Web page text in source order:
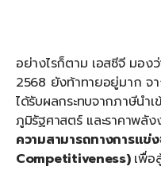
อย่างไรก็ตาม เอสซีจี มอ
2568 ยังท้าทายอยู่มาก จา
ได้รับผลกระทบจากภาษีนำ
ภูมิรัฐศาสตร์ และราคาพลัง
ความสามารถทางการแข่
Competitiveness) เพื่อ